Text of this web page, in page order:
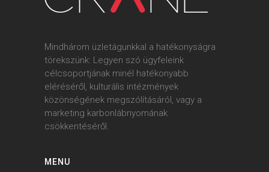
Mindhárom üzletágunkkal a hatékonyságra
törekszünk: Legyen szó ügyfeleink
célcsoportjának minél hatékonyabb
eléréséről, kulturális intézmények
közönségének megszólításáról, vagy a
marketing karbonlábnyomának
csökkentéséről.
MENU